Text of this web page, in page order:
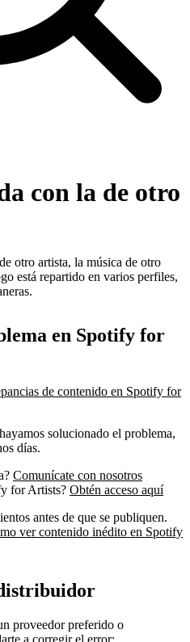
con la de otro
otro artista, la música de otro
está repartido en varios perfiles,
en Spotify for
de contenido en Spotify for
solucionado el problema,
días.
Comunícate con nosotros
for Artists? Obtén acceso aquí
antes de que se publiquen.
ver contenido inédito en Spotify
proveedor preferido o
a corregir el error: